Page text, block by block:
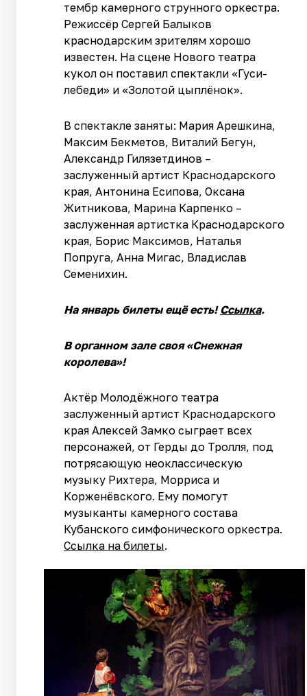
тембр камерного струнного оркестра.
Режиссёр Сергей Балыков
краснодарским зрителям хорошо
известен. На сцене Нового театра
кукол он поставил спектакли «Гуси-
лебеди» и «Золотой цыплёнок».
В спектакле заняты: Мария Арешкина,
Максим Бекметов, Виталий Бегун,
Александр Гилязетдинов –
заслуженный артист Краснодарского
края, Антонина Есипова, Оксана
Житникова, Марина Карпенко –
заслуженная артистка Краснодарского
края, Борис Максимов, Наталья
Попруга, Анна Мигас, Владислав
Семенихин.
На январь билеты ещё есть!Ссылка.
В органном зале своя «Снежная
королева»!
Актёр Молодёжного театра
заслуженный артист Краснодарского
края Алексей Замко сыграет всех
персонажей, от Герды до Тролля, под
потрясающую неоклассическую
музыку Рихтера, Морриса и
Корженёвского. Ему помогут
музыканты камерного состава
Кубанского симфонического оркестра.
Ссылка на билеты.